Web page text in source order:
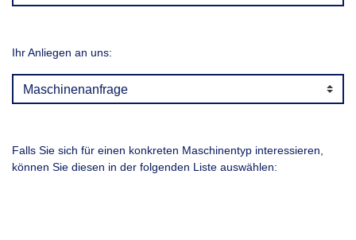
Ihr Anliegen an uns:
Falls Sie sich für einen konkreten Maschinentyp interessieren,
können Sie diesen in der folgenden Liste auswählen: